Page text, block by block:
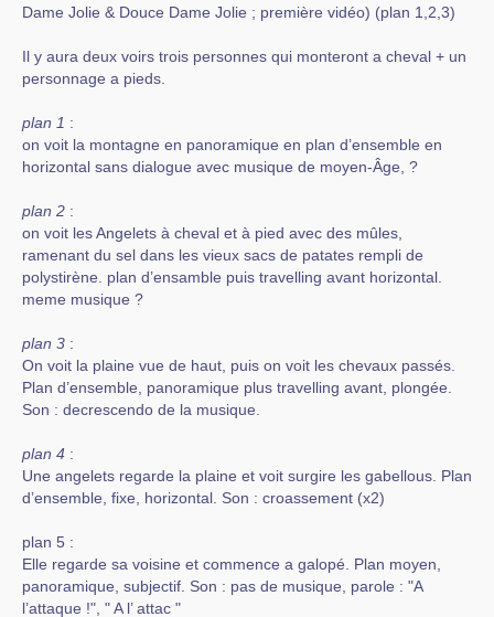
Dame Jolie & Douce Dame Jolie ; première vidéo) (plan 1,2,3)
Il y aura deux voirs trois personnes qui monteront a cheval + un
personnage a pieds.
plan 1 :
on voit la montagne en panoramique en plan d’ensemble en
horizontal sans dialogue avec musique de moyen-Âge, ?
plan 2 :
on voit les Angelets à cheval et à pied avec des mûles,
ramenant du sel dans les vieux sacs de patates rempli de
polystirène. plan d’ensamble puis travelling avant horizontal.
meme musique ?
plan 3 :
On voit la plaine vue de haut, puis on voit les chevaux passés.
Plan d’ensemble, panoramique plus travelling avant, plongée.
Son : decrescendo de la musique.
plan 4 :
Une angelets regarde la plaine et voit surgire les gabellous. Plan
d’ensemble, fixe, horizontal. Son : croassement (x2)
plan 5 :
Elle regarde sa voisine et commence a galopé. Plan moyen,
panoramique, subjectif. Son : pas de musique, parole : "A
l’attaque !", " A l’ attac "